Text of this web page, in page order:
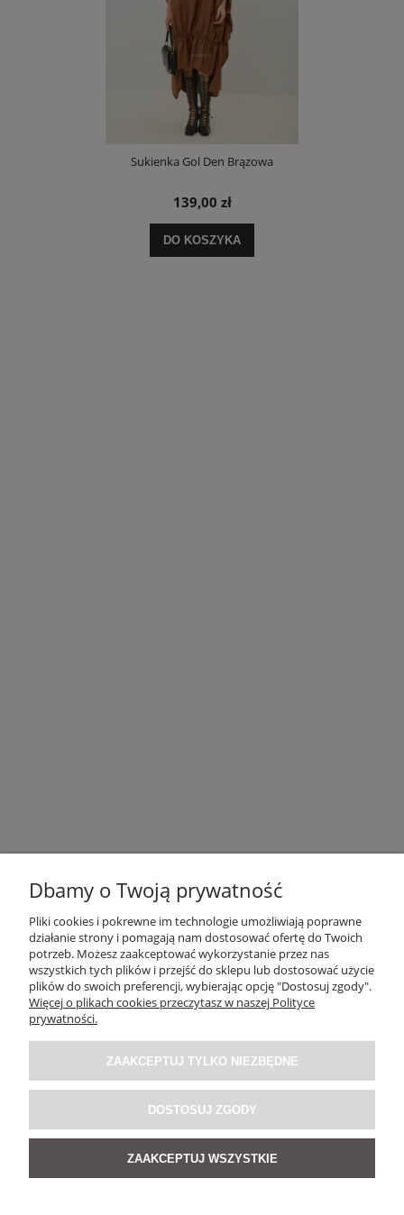
Sukienka Gol Den Brązowa
139,00 zł
DO KOSZYKA
OBSŁUGA KLIENTA
O NAS / INFORMACJE
MOJE KONTO
SOCIAL MEDIA
Dbamy o Twoją prywatność
Pliki cookies i pokrewne im technologie umożliwiają poprawne
działanie strony i pomagają nam dostosować ofertę do Twoich
potrzeb. Możesz zaakceptować wykorzystanie przez nas
wszystkich tych plików i przejść do sklepu lub dostosować użycie
plików do swoich preferencji, wybierając opcję "Dostosuj zgody".
Więcej o plikach cookies przeczytasz w naszej Polityce
prywatności.
ZAAKCEPTUJ TYLKO NIEZBĘDNE
DOSTOSUJ ZGODY
ZAAKCEPTUJ WSZYSTKIE